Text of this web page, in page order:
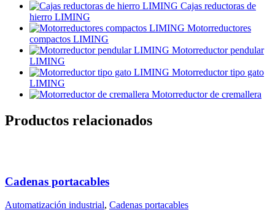
Cajas reductoras de
hierro LIMING
Motorreductores
compactos LIMING
Motorreductor pendular
LIMING
Motorreductor tipo gato
LIMING
Motorreductor de cremallera
Productos relacionados
Cadenas portacables
Automatización industrial, Cadenas portacables